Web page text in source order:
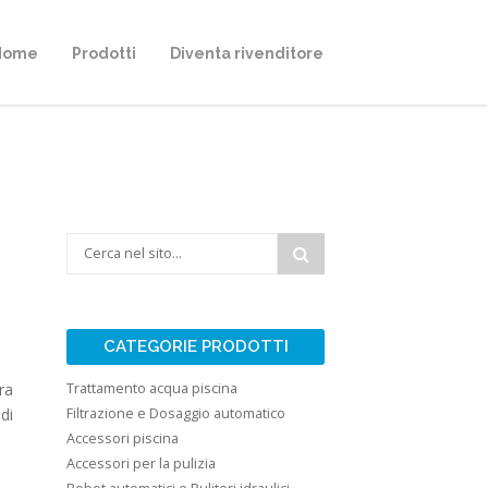
Prodotti Diventa rivenditore
CATEGORIE PRODOTTI
Trattamento acqua piscina
Filtrazione e Dosaggio automatico
Accessori piscina
Accessori per la pulizia